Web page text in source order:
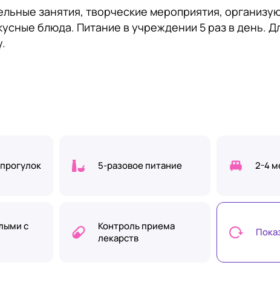
занятия, творческие мероприятия,
блюда. Питание в учреждении 5 раз в день.
5-разовое питание 2-4
с
Контроль приема
лекарств